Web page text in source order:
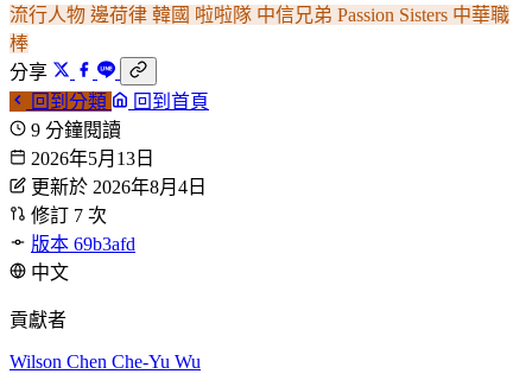
流行人物 邊荷律 韓國 啦啦隊 中信兄弟 Passion Sisters 中華職
棒
分享
回到分類
回到首頁
9 分鐘閱讀
2026年5月13日
更新於 2026年8月4日
修訂 7 次
版本 69b3afd
中文
貢獻者
Wilson Chen Che-Yu Wu